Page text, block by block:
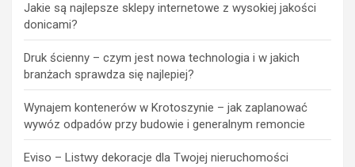
Jakie są najlepsze sklepy internetowe z wysokiej jakości
donicami?
Druk ścienny – czym jest nowa technologia i w jakich
branżach sprawdza się najlepiej?
Wynajem kontenerów w Krotoszynie – jak zaplanować
wywóz odpadów przy budowie i generalnym remoncie
Eviso – Listwy dekoracje dla Twojej nieruchomości